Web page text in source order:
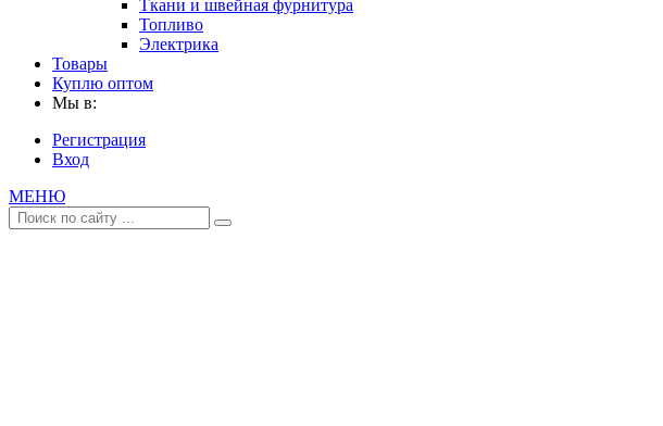
Ткани и швейная фурнитура
Топливо
Электрика
Товары
Куплю оптом
Мы в:
Регистрация
Вход
МЕНЮ